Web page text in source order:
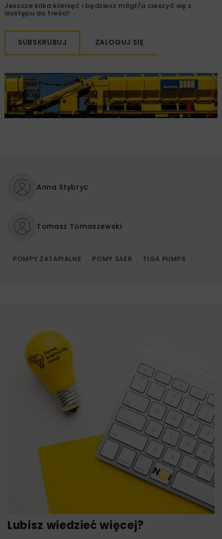
Jeszcze kilka kliknięć i będziesz mógł/a cieszyć się z
dostępu do treści!
SUBSKRUBUJ ZALOGUJ SIĘ
Anna Stybryc
Tomasz Tomaszewski
POMPY ZATAPIALNE POMY SAER TIGA PUMPS
Lubisz wiedzieć więcej?